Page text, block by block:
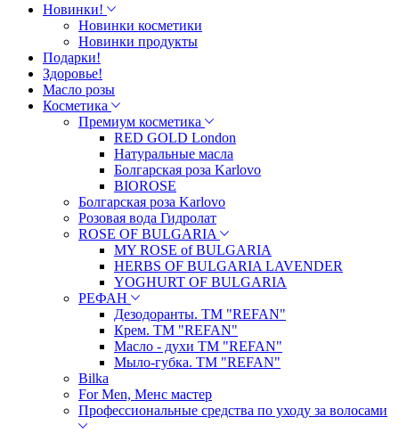
Новинки!
Новинки косметики
Новинки продукты
Подарки!
Здоровье!
Масло розы
Косметика
Премиум косметика
RED GOLD London
Натуральные масла
Болгарская роза Karlovo
BIOROSE
Болгарская роза Karlovo
Розовая вода Гидролат
ROSE OF BULGARIA
MY ROSE of BULGARIA
HERBS OF BULGARIA LAVENDER
YOGHURT OF BULGARIA
РЕФАН
Дезодоранты. ТМ "REFAN"
Крем. ТМ "REFAN"
Масло - духи ТМ "REFAN"
Мыло-губка. ТМ "REFAN"
Bilka
For Men, Менс мастер
Профессиональные средства по уходу за волосами